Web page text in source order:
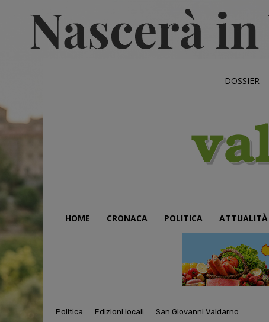
DOSSIER
HOME CRONACA POLITICA ATTUALITÀ
Politica Edizioni locali San Giovanni Valdarno